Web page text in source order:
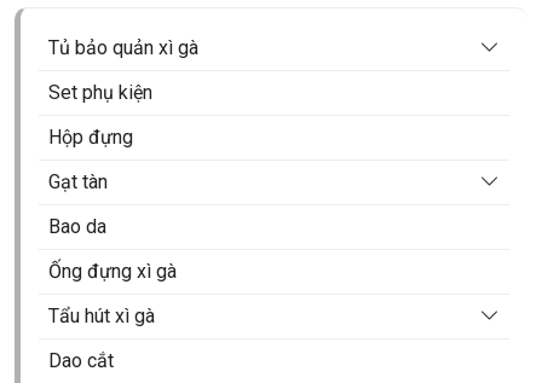
Tủ bảo quản xì gà
Tủ xì gà Cohiba
Tủ xì gà Golden Fire
Tủ xì gà mini
Tủ xì gà Vinocave
Tủ xì gà rượu vang
Tủ điện xì gà Raching
Tủ điện xì gà Afidano
Set phụ kiện
Hộp đựng
Gạt tàn
Gạt tàn xì gà 1 điếu
Gạt tàn xì gà 2 điếu
Gạt tàn xì gà 3 điếu
Gạt tàn xì gà 4 điếu
Bao da
Ống đựng xì gà
Tẩu hút xì gà
Tẩu Chacom
Dao cắt